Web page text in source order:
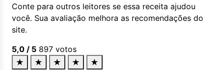
Conte para outros leitores se essa receita ajudou
você. Sua avaliação melhora as recomendações do
site.
5,0 / 5 897 votos
★
★ ★ ★
★